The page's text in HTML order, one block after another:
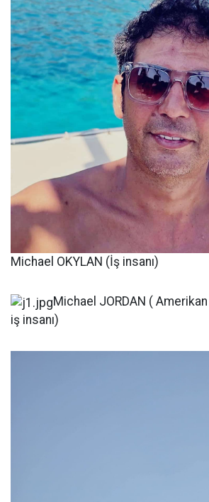
Michael OKYLAN (İş insanı)
Michael JORDAN (
iş insanı)